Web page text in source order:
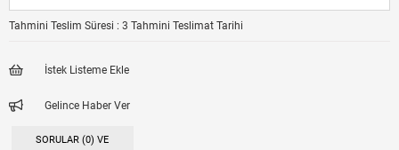
Tahmini Teslim Süresi : 3 Tahmini Teslimat Tarihi
İstek Listeme Ekle
Gelince Haber Ver
SORULAR (0) VE